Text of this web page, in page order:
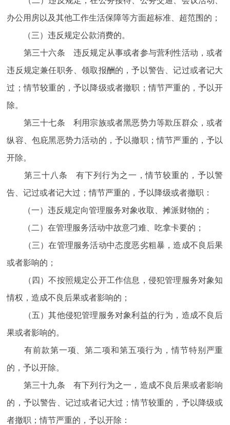
办公用房以及其他工作生活保障等方面超标准、超范围的；
（三）违反规定公款消费的。
第三十六条 违反规定从事或者参与营利性活动，或者
违反规定兼任职务、领取报酬的，予以警告、记过或者记大
过；情节较重的，予以降级或者撤职；情节严重的，予以开
除。
第三十七条 利用宗族或者黑恶势力等欺压群众，或者
纵容、包庇黑恶势力活动的，予以撤职；情节严重的，予以
开除。
第三十八条 有下列行为之一，情节较重的，予以警
告、记过或者记大过；情节严重的，予以降级或者撤职：
（一）违反规定向管理服务对象收取、摊派财物的；
（二）在管理服务活动中故意刁难、吃拿卡要的；
（三）在管理服务活动中态度恶劣粗暴，造成不良后果
或者影响的；
（四）不按照规定公开工作信息，侵犯管理服务对象知
情权，造成不良后果或者影响的；
（五）其他侵犯管理服务对象利益的行为，造成不良后
果或者影响的。
有前款第一项、第二项和第五项行为，情节特别严重
的，予以开除。
第三十九条 有下列行为之一，造成不良后果或者影响
的，予以警告、记过或者记大过；情节较重的，予以降级或
者撤职；情节严重的，予以开除：